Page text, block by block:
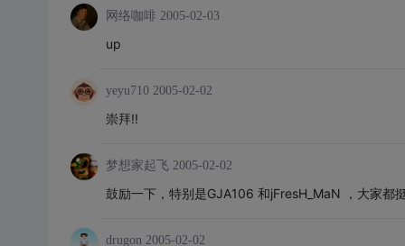
网络咖啡 2005-02-03
up
yeyu710 2005-02-02
崇拜!!
梦想家起飞 2005-02-02
鼓励一下，特别是GJA106 和jFresH_MaN ，大家都
drugon 2005-02-02